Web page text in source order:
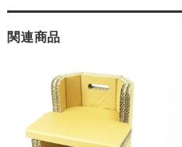
関連商品